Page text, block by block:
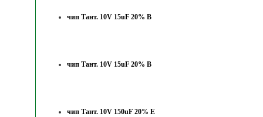
чип Тант. 10V 15uF 20% B
чип Тант. 10V 15uF 20% B
чип Тант. 10V 150uF 20% E